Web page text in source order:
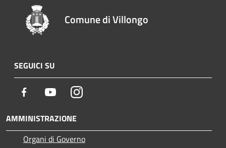
Comune di Villongo
SEGUICI SU
Facebook YoutubeInstagram
AMMINISTRAZIONE
Organi di Governo